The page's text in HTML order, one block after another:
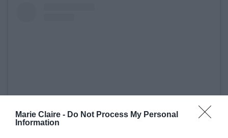
Marie Claire - Do Not Process My Personal
Information